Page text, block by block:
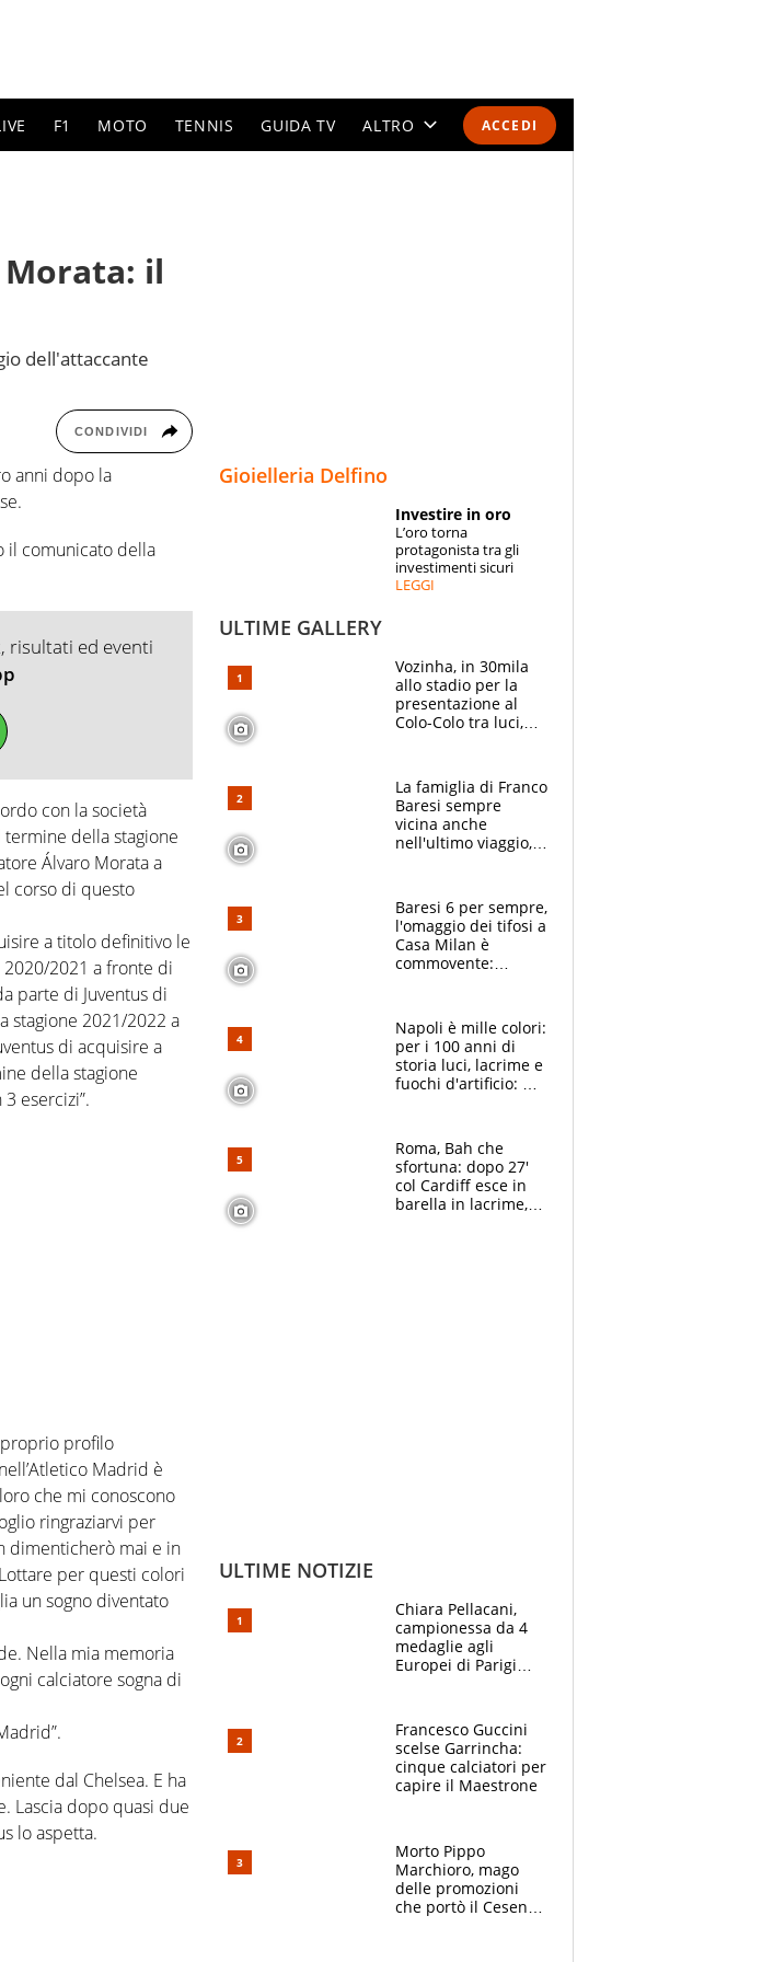
ACCEDI
F1 MOTO TENNIS GUIDA TV ALTRO
SPECIALI
il
dell'attaccante
CONDIVIDI
anni dopo la
il comunicato della
risultati ed eventi
con la società
della stagione
Álvaro Morata a
corso di questo
a titolo definitivo le
2021 a fronte di
parte di Juventus di
stagione 2021/2022 a
di acquisire a
della stagione
esercizi”.
proprio profilo
Madrid è
che mi conoscono
ringraziarvi per
dimenticherò mai e in
per questi colori
un sogno diventato
Nella mia memoria
calciatore sogna di
dal Chelsea. E ha
Lascia dopo quasi due
lo aspetta.
Gioielleria Delfino
Investire in oro
L’oro torna
protagonista tra gli
investimenti sicuri
LEGGI
ULTIME GALLERY
Vozinha, in 30mila
allo stadio per la
presentazione al
Colo-Colo tra luci,
La famiglia di Franco
Baresi sempre
vicina anche
nell'ultimo viaggio,
circondati
dall'affetto dei tifosi
Baresi 6 per sempre,
l'omaggio dei tifosi a
Casa Milan è
commovente:
bigliettini
Napoli è mille colori:
per i 100 anni di
storia luci, lacrime e
fuochi d'artificio: De
Roma, Bah che
sfortuna: dopo 27'
col Cardiff esce in
barella in lacrime,
ULTIME NOTIZIE
Chiara Pellacani,
campionessa da 4
medaglie agli
Europei di Parigi
giornalista, mamma
Francesca
Insegnante e il
fratello calciatore
Francesco Guccini
scelse Garrincha:
cinque calciatori per
capire il Maestrone
Morto Pippo
Marchioro, mago
delle promozioni
che portò il Cesena